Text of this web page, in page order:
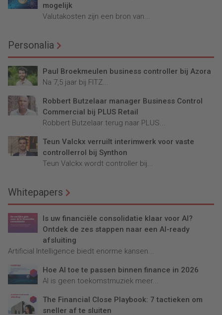
mogelijk
Valutakosten zijn een bron van...
Personalia
Paul Broekmeulen business controller bij Azora
Na 7,5 jaar bij FITZ...
Robbert Butzelaar manager Business Control
Commercial bij PLUS Retail
Robbert Butzelaar terug naar PLUS...
Teun Valckx verruilt interimwerk voor vaste
controllerrol bij Synthon
Teun Valckx wordt controller bij...
Whitepapers
Is uw financiële consolidatie klaar voor AI?
Ontdek de zes stappen naar een AI-ready
afsluiting
Artificial Intelligence biedt enorme kansen...
Hoe AI toe te passen binnen finance in 2026
AI is geen toekomstmuziek meer...
The Financial Close Playbook: 7 tactieken om
sneller af te sluiten